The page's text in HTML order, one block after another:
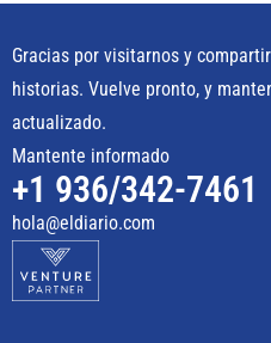
Gracias por visitarnos y
historias. Vuelve pronto, y
actualizado.
Mantente informado
+1 936/342-7461
hola@eldiario.com